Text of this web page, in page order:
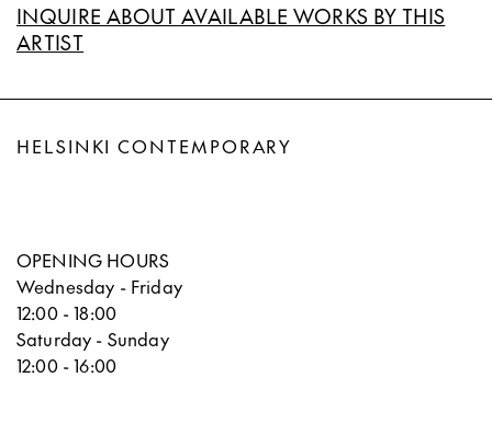
INQUIRE ABOUT AVAILABLE WORKS BY THIS
ARTIST
HELSINKI CONTEMPORARY
OPENING HOURS
Wednesday - Friday
12:00 - 18:00
Saturday - Sunday
12:00 - 16:00